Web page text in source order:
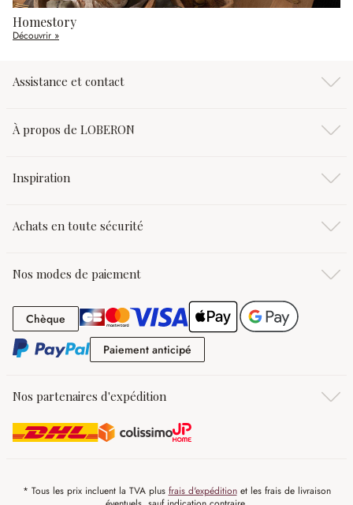
Homestory
Découvrir »
Assistance et contact
À propos de LOBERON
Inspiration
Achats en toute sécurité
Nos modes de paiement
Chèque Chèque
Paiement anticipé
Nos partenaires d'expédition
* Tous les prix incluent la TVA plus frais d'expéditionet les frais de livraison